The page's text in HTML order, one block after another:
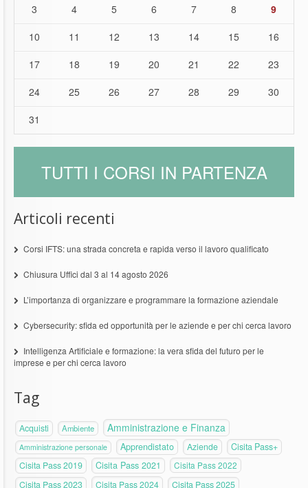
3
4 5 6 7 8
9
10
11 12 13 14 15
16
17
18 19 20 21 22
23
24
25 26 27 28 29
30
31
TUTTI I CORSI IN PARTENZA
Articoli recenti
Corsi IFTS: una strada concreta e rapida verso il lavoro qualificato
Chiusura Uffici dal 3 al 14 agosto 2026
L’importanza di organizzare e programmare la formazione aziendale
Cybersecurity: sfida ed opportunità per le aziende e per chi cerca lavoro
Intelligenza Artificiale e formazione: la vera sfida del futuro per le
imprese e per chi cerca lavoro
Tag
Acquisti Ambiente Amministrazione e Finanza
Amministrazione personale Apprendistato Aziende
Cisita Pass+
Cisita Pass 2019
Cisita Pass 2021 Cisita Pass 2022
Cisita Pass 2023 Cisita Pass 2024
Cisita Pass 2025